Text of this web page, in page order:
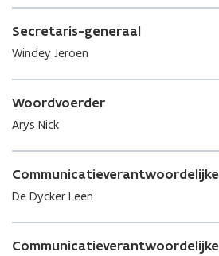
e
r
e
u
v
e
s
t
Secretaris-generaal
Windey Jeroen
Woordvoerder
Arys Nick
Communicatieverantwoordelijke
De Dycker Leen
Communicatieverantwoordelijke